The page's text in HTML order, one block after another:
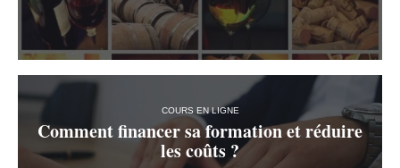
COURS EN LIGNE
Comment financer sa formation et réduire
les coûts ?